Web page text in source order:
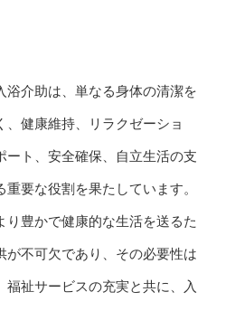
浴介助は、単なる身体の清潔を
、健康維持、リラクゼーショ
ート、安全確保、自立生活の支
要な役割を果たしています。
り豊かで健康的な生活を送るた
が不可欠であり、その必要性は
福祉サービスの充実と共に、入